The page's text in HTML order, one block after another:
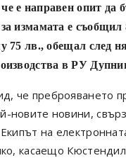
е направен опит да
измамата е
75 лв., обещал след
в РУ
че преброяването
новите новини,
на
касаещо